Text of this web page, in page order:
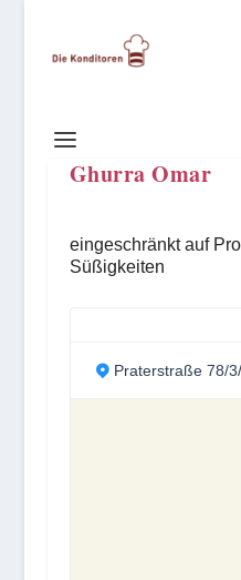
Ghurra Omar
eingeschränkt auf
Süßigkeiten
Praterstraße 78/